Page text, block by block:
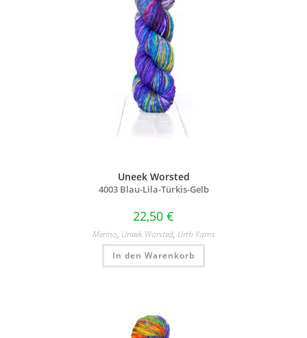
Uneek Worsted
4003 Blau-Lila-Türkis-Gelb
22,50 €
Merino, Uneek Worsted, Urth Yarns
In den Warenkorb